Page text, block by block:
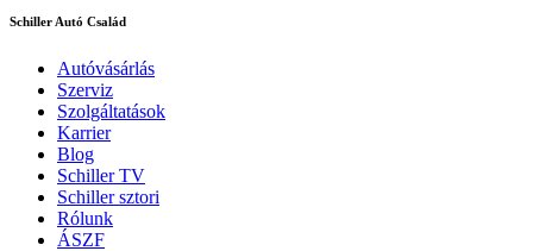
Schiller Autó Család
Autóvásárlás
Szerviz
Szolgáltatások
Karrier
Blog
Schiller TV
Schiller sztori
Rólunk
ÁSZF